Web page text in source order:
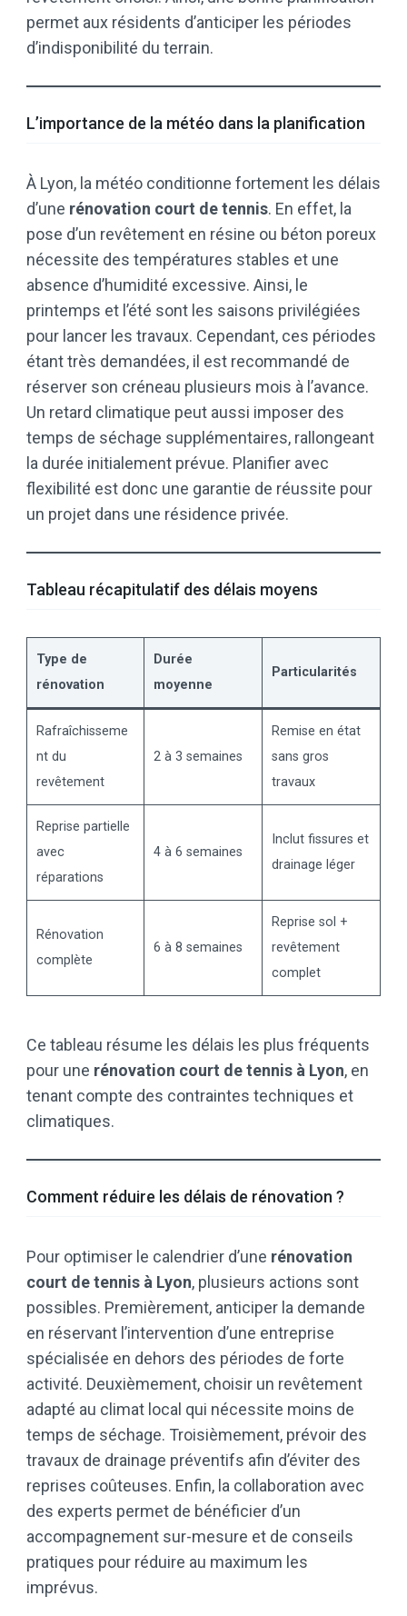
permet aux résidents d’anticiper les périodes
d’indisponibilité du terrain.
L’importance de la météo dans la planification
À Lyon, la météo conditionne fortement les délais
d’une rénovation court de tennis. En effet, la
pose d’un revêtement en résine ou béton poreux
nécessite des températures stables et une
absence d’humidité excessive. Ainsi, le
printemps et l’été sont les saisons privilégiées
pour lancer les travaux. Cependant, ces périodes
étant très demandées, il est recommandé de
réserver son créneau plusieurs mois à l’avance.
Un retard climatique peut aussi imposer des
temps de séchage supplémentaires, rallongeant
la durée initialement prévue. Planifier avec
flexibilité est donc une garantie de réussite pour
un projet dans une résidence privée.
Tableau récapitulatif des délais moyens
Type de
rénovation
Durée
moyenne
Particularités
Rafraîchisseme
nt du
revêtement
2 à 3 semaines
Remise en état
sans gros
travaux
Reprise partielle
avec
réparations
4 à 6 semaines
Inclut fissures et
drainage léger
Rénovation
complète
6 à 8 semaines
Reprise sol +
revêtement
complet
Ce tableau résume les délais les plus fréquents
pour une rénovation court de tennis à Lyon, en
tenant compte des contraintes techniques et
climatiques.
Comment réduire les délais de rénovation ?
Pour optimiser le calendrier d’une rénovation
court de tennis à Lyon, plusieurs actions sont
possibles. Premièrement, anticiper la demande
en réservant l’intervention d’une entreprise
spécialisée en dehors des périodes de forte
activité. Deuxièmement, choisir un revêtement
adapté au climat local qui nécessite moins de
temps de séchage. Troisièmement, prévoir des
travaux de drainage préventifs afin d’éviter des
reprises coûteuses. Enfin, la collaboration avec
des experts permet de bénéficier d’un
accompagnement sur-mesure et de conseils
pratiques pour réduire au maximum les
imprévus.